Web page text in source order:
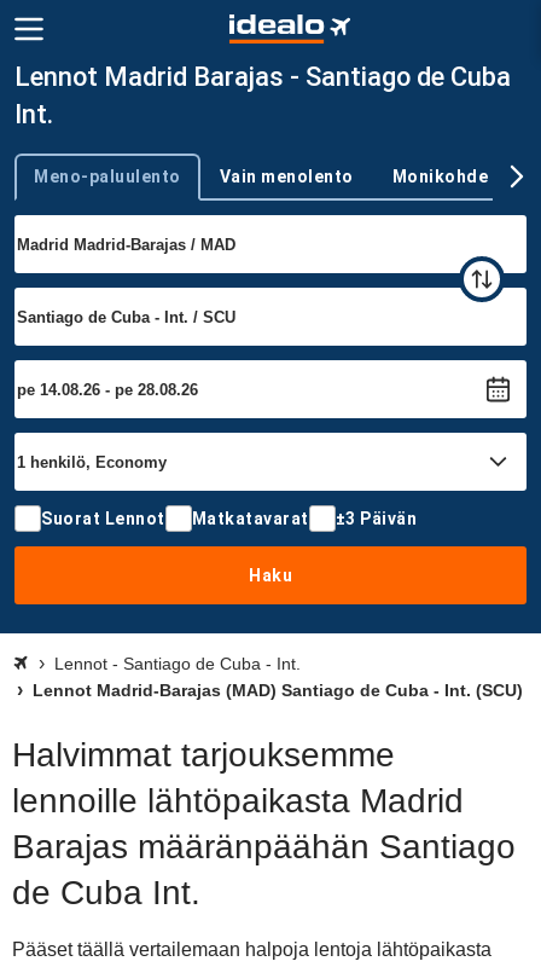
Lennot Madrid Barajas - Santiago de Cuba
Int.
Trip type
Meno-paluulento Vain menolento Monikohde
Suorat Lennot Matkatavarat ±3 Päivän
Haku
Lennot - Santiago de Cuba - Int.
Lennot Madrid-Barajas (MAD) Santiago de Cuba - Int. (SCU)
Halvimmat tarjouksemme
lennoille lähtöpaikasta Madrid
Barajas määränpäähän Santiago
de Cuba Int.
Pääset täällä vertailemaan halpoja lentoja lähtöpaikasta